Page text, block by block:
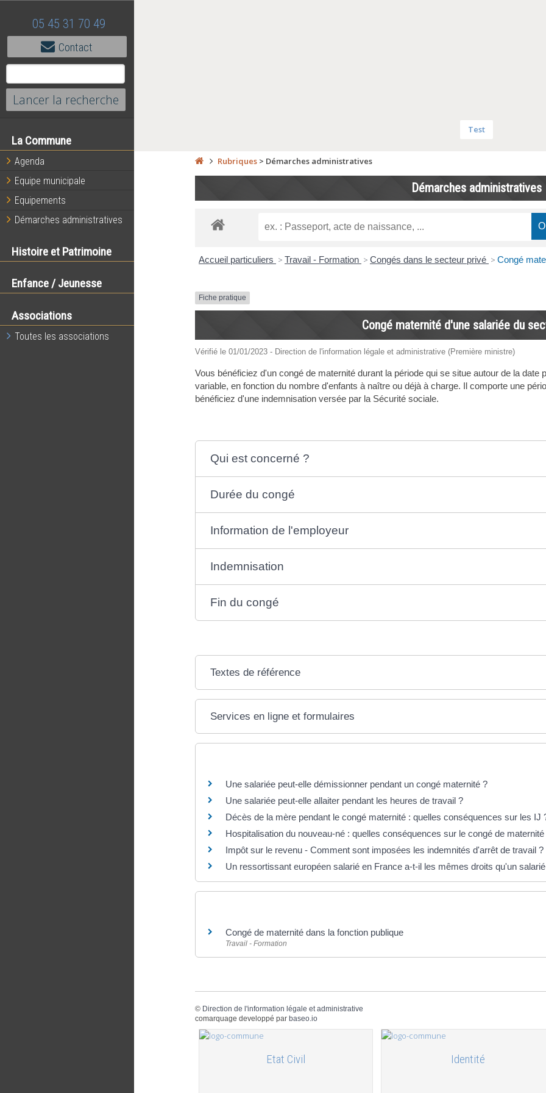
05 45 31 70 49
Contact
La Commune
Agenda
Equipe municipale
Equipements
Démarches administratives
Histoire et Patrimoine
Enfance / Jeunesse
Associations
Toutes les associations
Test
Rubriques> Démarches administratives
Démarches administratives
Accueil particuliers > Travail - Formation > Congés dans le secteur privé > Congé
Fiche pratique
Congé maternité d'une salariée du
Vérifié le 01/01/2023 - Direction de l'information légale et administrative (Première ministre)
Vous bénéficiez d'un congé de maternité durant la période qui se situe autour de la
variable, en fonction du nombre d'enfants à naître ou déjà à charge. Il comporte une
bénéficiez d'une indemnisation versée par la Sécurité sociale.
Qui est concerné ?
Durée du congé
Information de l'employeur
Indemnisation
Fin du congé
Textes de référence
Services en ligne et formulaires
Une salariée peut-elle démissionner pendant un congé maternité ?
Une salariée peut-elle allaiter pendant les heures de travail ?
Décès de la mère pendant le congé maternité : quelles conséquences sur les IJ
Hospitalisation du nouveau-né : quelles conséquences sur le congé de maternité
Impôt sur le revenu - Comment sont imposées les indemnités d'arrêt de travail ?
Un ressortissant européen salarié en France a-t-il les mêmes droits qu'un
Congé de maternité dans la fonction publique
Travail - Formation
© Direction de l'information légale et administrative
comarquage developpé par baseo.io
Etat Civil Identité